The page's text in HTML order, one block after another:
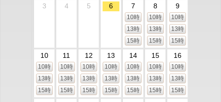
3
4 5 6 7
10時
13時
15時
8
10時
13時
15時
9
10時
13時
15時
10
10時
13時
15時
11
10時
13時
15時
12
10時
13時
15時
13
10時
13時
15時
14
10時
13時
15時
15
10時
13時
15時
16
10時
13時
15時